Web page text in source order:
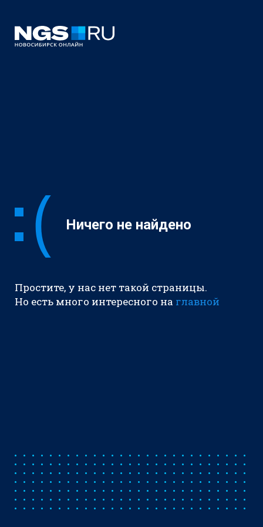
Ничего не найдено
Простите, у нас нет такой страницы.
Но есть много интересного на главной